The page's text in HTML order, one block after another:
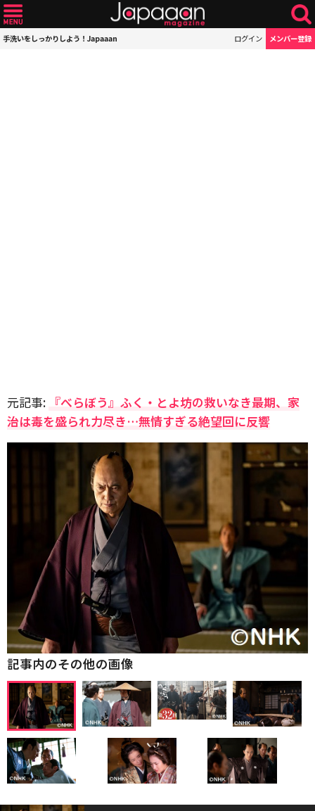
手洗いをしっかりしよう！Japaaan ログイン メンバー登録
元記事: 『べらぼう』ふく・とよ坊の救いなき最期、家
治は毒を盛られ力尽き…無情すぎる絶望回に反響
記事内のその他の画像